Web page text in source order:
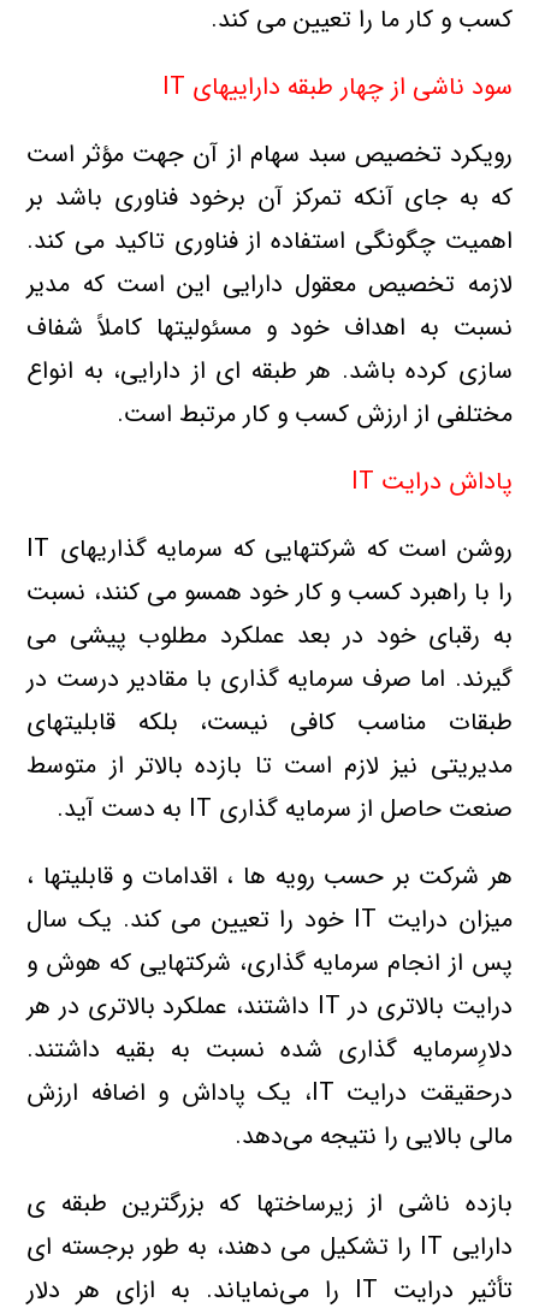
کسب و کار ما را تعيين مي کند.
سود ناشي از چهار طبقه داراييهاي IT
رويکرد تخصيص سبد سهام از آن جهت مؤثر است
که به جاي آنکه تمرکز آن برخود فناوري باشد بر
اهميت چگونگي استفاده از فناوري تاکيد مي کند.
لازمه تخصيص معقول دارايي اين است که مدير
نسبت به اهداف خود و مسئوليتها کاملاً شفاف
سازي کرده باشد. هر طبقه اي از دارايي، به انواع
مختلفي از ارزش کسب و کار مرتبط است.
پاداش درايت IT
روشن است که شرکتهايي که سرمايه گذاريهاي IT
را با راهبرد کسب و کار خود همسو مي کنند، نسبت
به رقباي خود در بعد عملکرد مطلوب پيشي مي
گيرند. اما صرف سرمايه گذاري با مقادير درست در
طبقات مناسب کافي نيست، بلکه قابليتهاي
مديريتي نيز لازم است تا بازده بالاتر از متوسط
صنعت حاصل از سرمايه گذاري IT به دست آيد.
هر شرکت بر حسب رويه ها ، اقدامات و قابليتها ،
ميزان درايت IT خود را تعيين مي کند. يک سال
پس از انجام سرمايه گذاري، شرکتهايي که هوش و
درايت بالاتري در IT داشتند، عملکرد بالاتري در هر
دلارِسرمايه گذاري شده نسبت به بقيه داشتند.
درحقيقت درايت IT، يک پاداش و اضافه ارزش
مالي بالايي را نتيجه مي‌دهد.
بازده ناشي از زيرساختها که بزرگترين طبقه ي
دارايي IT را تشکيل مي دهند، به طور برجسته اي
تأثير درايت IT را مي‌نماياند. به ازاي هر دلار